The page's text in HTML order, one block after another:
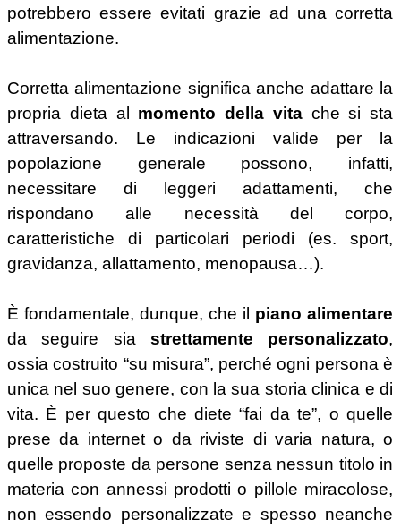
potrebbero essere evitati grazie ad una corretta
alimentazione.
Corretta alimentazione significa anche adattare la
propria dieta al momento della vitache si sta
attraversando. Le indicazioni valide per la
popolazione generale possono, infatti,
necessitare di leggeri adattamenti, che
rispondano alle necessità del corpo,
caratteristiche di particolari periodi (es. sport,
gravidanza, allattamento, menopausa…).
È fondamentale, dunque, che il piano alimentare
da seguire sia strettamente personalizzato,
ossia costruito “su misura”, perché ogni persona è
unica nel suo genere, con la sua storia clinica e di
vita. È per questo che diete “fai da te”, o quelle
prese da internet o da riviste di varia natura, o
quelle proposte da persone senza nessun titolo in
materia con annessi prodotti o pillole miracolose,
non essendo personalizzate e spesso neanche